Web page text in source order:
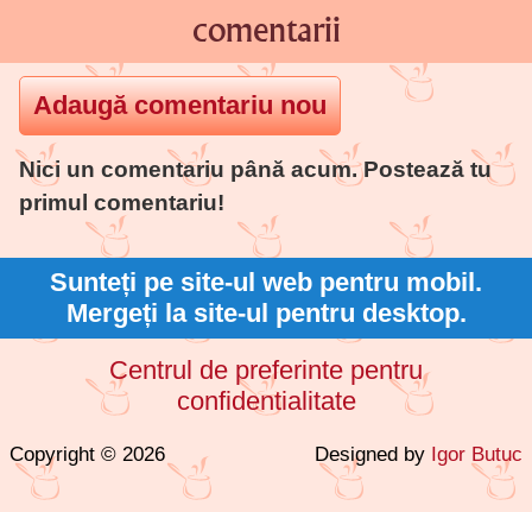
comentarii
Nici un comentariu până acum. Postează tu
primul comentariu!
Sunteți pe site-ul web pentru mobil.
Mergeți la site-ul pentru desktop.
Centrul de preferinte pentru
confidentialitate
Copyright © 2026 Designed by Igor Butuc